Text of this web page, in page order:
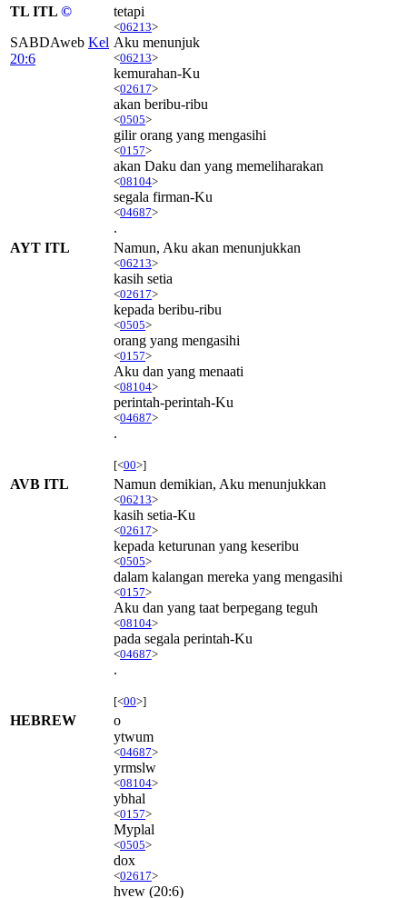
TL ITL ©
SABDAweb Kel
20:6
tetapi
<06213>
Aku menunjuk
<06213>
kemurahan-Ku
<02617>
akan beribu-ribu
<0505>
gilir orang yang mengasihi
<0157>
akan Daku dan yang memeliharakan
<08104>
segala firman-Ku
<04687>
.
AYT ITL
Namun, Aku akan menunjukkan
<06213>
kasih setia
<02617>
kepada beribu-ribu
<0505>
orang yang mengasihi
<0157>
Aku dan yang menaati
<08104>
perintah-perintah-Ku
<04687>
.
[<00>]
AVB ITL Namun demikian, Aku menunjukkan
<06213>
kasih setia-Ku
<02617>
kepada keturunan yang keseribu
<0505>
dalam kalangan mereka yang mengasihi
<0157>
Aku dan yang taat berpegang teguh
<08104>
pada segala perintah-Ku
<04687>
.
[<00>]
HEBREW
o
ytwum
<04687>
yrmslw
<08104>
ybhal
<0157>
Myplal
<0505>
dox
<02617>
hvew (20:6)